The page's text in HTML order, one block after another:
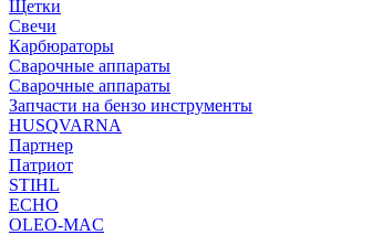
Щетки
Свечи
Карбюраторы
Сварочные аппараты
Сварочные аппараты
Запчасти на бензо инструменты
HUSQVARNA
Партнер
Патриот
STIHL
ECHO
OLEO-MAC